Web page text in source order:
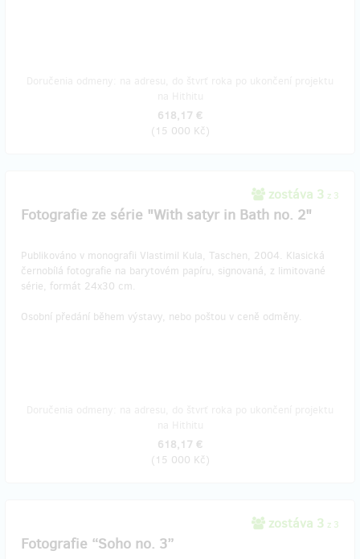
618,17 €
(15 000 Kč)
zostáva 3 z 3
Fotografie ze série "With satyr in Bath no. 2"
Publikováno v monografii Vlastimil Kula, Taschen, 2004. Klasická
černobílá fotografie na barytovém papíru, signovaná, z limitované
série, formát 24x30 cm.
Osobní předání během výstavy, nebo poštou v ceně odměny.
618,17 €
(15 000 Kč)
zostáva 3 z 3
Fotografie “Soho no. 3”